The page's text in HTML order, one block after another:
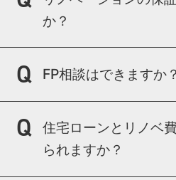
か？
詳細は保証ページを
FP相談はできますか？
ライフプランを踏ま
ます。
住宅ローンとリノベ
られますか？